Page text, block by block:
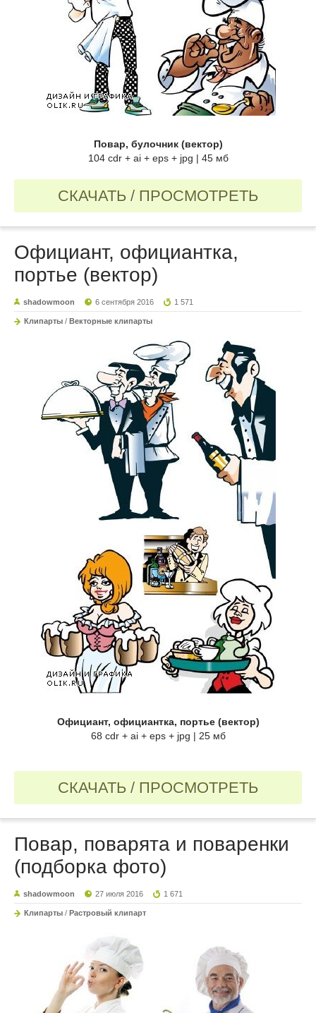
Повар, булочник (вектор)
104 cdr + ai + eps + jpg | 45 мб
СКАЧАТЬ / ПРОСМОТРЕТЬ
Официант, официантка,
портье (вектор)
shadowmoon 6 сентября 2016 1 571
Клипарты / Векторные клипарты
Официант, официантка, портье (вектор)
68 cdr + ai + eps + jpg | 25 мб
СКАЧАТЬ / ПРОСМОТРЕТЬ
Повар, поварята и поваренки
(подборка фото)
shadowmoon 27 июля 2016 1 671
Клипарты / Растровый клипарт